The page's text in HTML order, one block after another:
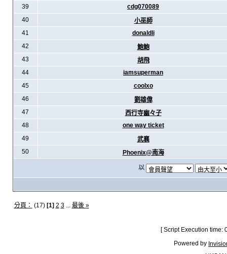
39
cdg070089
40
小巫師
41
donaldli
42
鮑鮑
43
胡飛
44
iamsuperman
45
coolxo
46
劉雄偉
47
西行寺幽々子
48
one way ticket
49
武襄
50
Phoenix@南海
以
分頁： (17) [1] 2 3... 最後 »
[ Script Execution
Powered by